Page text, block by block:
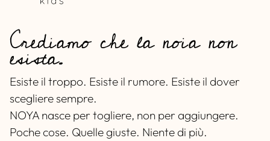
Crediamo che la noia non
esista.
Esiste il troppo. Esiste il rumore. Esiste il dover
scegliere sempre.
NOYA nasce per togliere, non per aggiungere.
Poche cose. Quelle giuste. Niente di più.